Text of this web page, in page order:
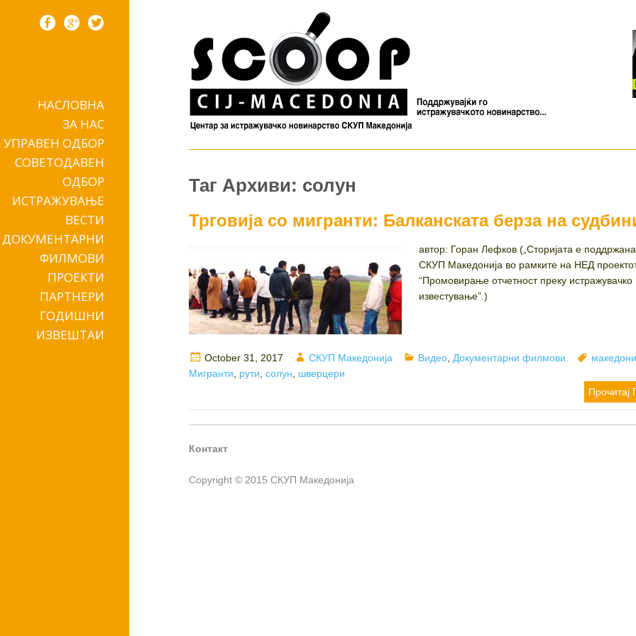
Skip to contentНАСЛОВНА
ЗА НАС
УПРАВЕН ОДБОР
СОВЕТОДАВЕН
ОДБОР
ИСТРАЖУВАЊЕ
ВЕСТИ
ДОКУМЕНТАРНИ
ФИЛМОВИ
ПРОЕКТИ
ПАРТНЕРИ
ГОДИШНИ
ИЗВЕШТАИ
Таг Архиви: солун
Трговија со мигранти: Балканската берза на
автор: Горан Лефков („Сторијата е
СКУП Македонија во рамките на НЕД
“Промовирање отчетност преку истражувачко
известување”.)
Posted
on
October 31, 2017 Author
СКУП Македонија Categories
Видео Документарни филмови Tags
Мигранти
рути ,солун
шверцери
Прочитај
Контакт
Copyright © 2015 СКУП Македонија